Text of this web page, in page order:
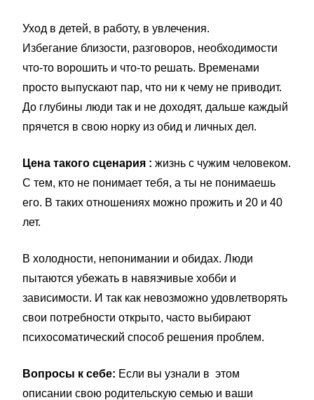
Уход в детей, в работу, в увлечения.
Избегание близости, разговоров, необходимости
что-то ворошить и что-то решать. Временами
просто выпускают пар, что ни к чему не приводит.
До глубины люди так и не доходят, дальше каждый
прячется в свою норку из обид и личных дел.
Цена такого сценария : жизнь с чужим человеком.
С тем, кто не понимает тебя, а ты не понимаешь
его. В таких отношениях можно прожить и 20 и 40
лет.
В холодности, непонимании и обидах. Люди
пытаются убежать в навязчивые хобби и
зависимости. И так как невозможно удовлетворять
свои потребности открыто, часто выбирают
психосоматический способ решения проблем.
Вопросы к себе: Если вы узнали в этом
описании свою родительскую семью и ваши